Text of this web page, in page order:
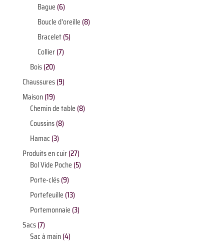
Bague 66
produits
Boucle d'oreille 88
Bracelet 55
Collier 77
Bois 2020
produits
Chaussures 99
Maison 1919
produits
Chemin de table 88
Coussins 88
Hamac 33
produits
Produits en cuir 2727
produits
Bol Vide Poche 55
Porte-clés 99
produits
Portefeuille 1313
produits
Portemonnaie 33
Sacs 77
produits
Sac à main 44